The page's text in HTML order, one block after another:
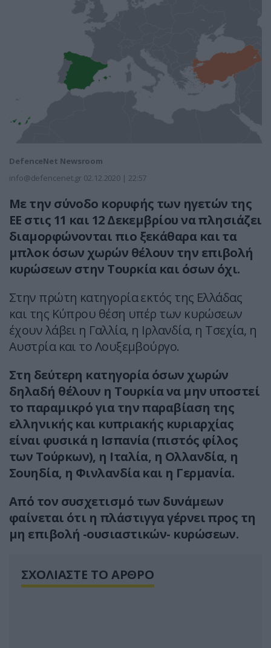
DefenceNet Newsroom
info@defencenet.gr 02.12.2020 | 22:57
Με την σύνοδο κορυφής των ηγετών της
ΕΕ στις 11 και 12 Δεκεμβρίου να πλησιάζει
διαμορφώνονται πιο ξεκάθαρα και τα
μπλοκ όσων χωρών θέλουν την επιβολή
κυρώσεων στην Τουρκία και όσων όχι.
Στην πρώτη κατηγορία εκτός της Ελλάδας
και της Κύπρου θέση υπέρ των κυρώσεων
έχουν λάβει η Γαλλία, η Ιρλανδία, η Τσεχία, η
Αυστρία και το Λουξεμβούργο.
Στη δεύτερη κατηγορία όσων χωρών
δηλαδή θέλουν η Τουρκία να μην υποστεί
το παραμικρό για την παραβίαση της
ελληνικής και κυπριακής κυριαρχίας
είναι φυσικά η Ισπανία (πιστός φίλος
των Τούρκων), η Ιταλία, η Ολλανδία, η
Σουηδία, η Φινλανδία και η Γερμανία.
Από τον συσχετισμό των δυνάμεων
φαίνεται ότι η πλάστιγγα γέρνει προς τη
μη επιβολή -ουσιαστικών- κυρώσεων.
ΣΧΟΛΙΑΣΤΕ ΤΟ ΑΡΘΡΟ